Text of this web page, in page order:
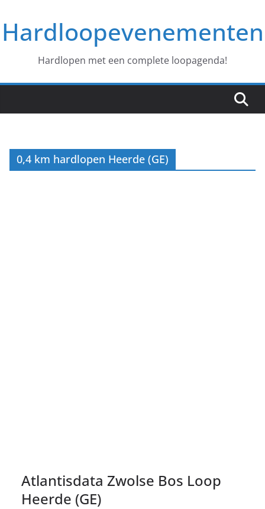
naar
deHardloopevenementen
Hardlopen met een complete loopagenda!
0,4 km hardlopen Heerde (GE)
Atlantisdata Zwolse Bos Loop
Heerde (GE)